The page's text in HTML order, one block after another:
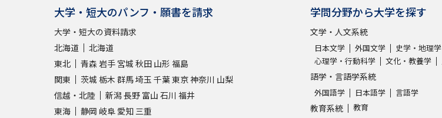
大学・短大のパンフ・願書を請求
大学・短大の資料請求
北海道
北海道
東北
青森 岩手 宮城 秋田 山形 福島
関東
茨城 栃木 群馬埼玉 千葉東京神奈川 山梨
信越・北陸
新潟長野 富山 石川 福井
東海
静岡 岐阜 愛知 三重
学問分野から大学を探す
文学・人文系統
日本文学 外国文学 史学・地理学
心理学・行動科学
文化・教養学
語学・言語学系統
外国語学 日本語学 言語学
教育系統 教育